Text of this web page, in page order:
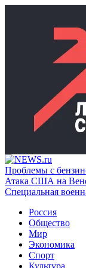
Проблемы с
Атака США на
Специальная
Россия
Общество
Мир
Экономика
Спорт
Культура